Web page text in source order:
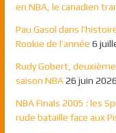
en NBA, le canadien
Pau Gasol dans
Rookie de l’année 6
Rudy Gobert,
saison NBA 26 juin 2026
NBA Finals 2005 : les
rude bataille face aux